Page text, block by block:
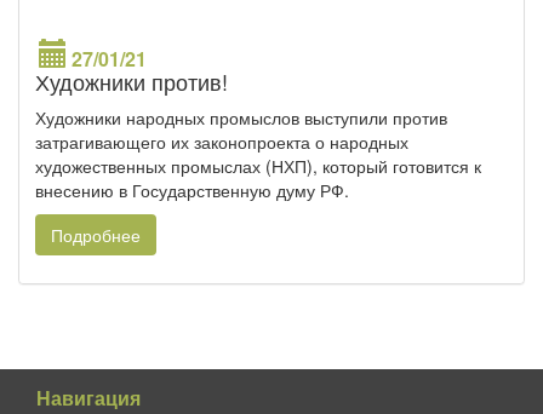
27/01/21
Художники против!
Художники народных промыслов выступили против
затрагивающего их законопроекта о народных
художественных промыслах (НХП), который готовится к
внесению в Государственную думу РФ.
Подробнее
Навигация